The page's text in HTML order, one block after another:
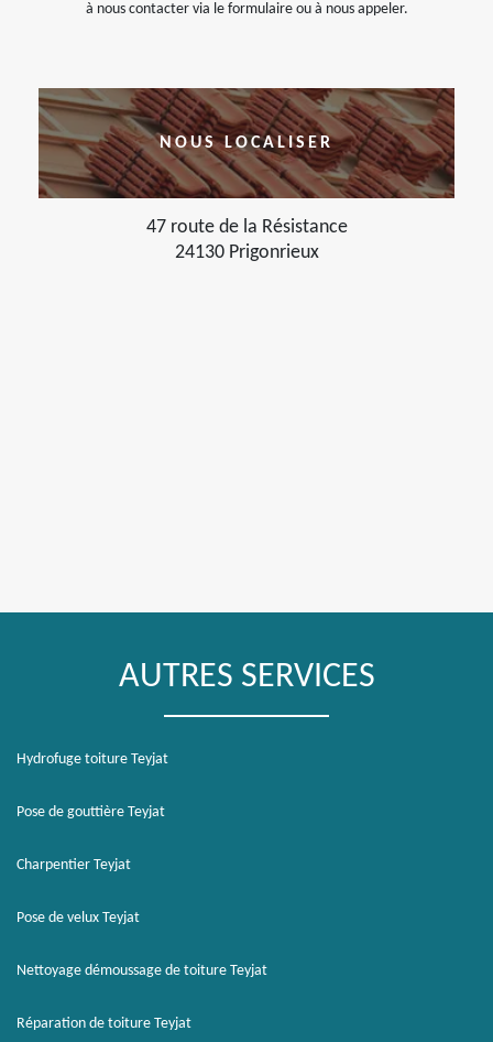
à nous contacter via le formulaire ou à nous appeler.
NOUS LOCALISER
47 route de la Résistance
24130 Prigonrieux
AUTRES SERVICES
Hydrofuge toiture Teyjat
Pose de gouttière Teyjat
Charpentier Teyjat
Pose de velux Teyjat
Nettoyage démoussage de toiture Teyjat
Réparation de toiture Teyjat